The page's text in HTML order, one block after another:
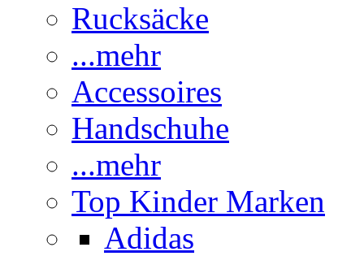
Rucksäcke
...mehr
Accessoires
Handschuhe
...mehr
Top Kinder Marken
Adidas